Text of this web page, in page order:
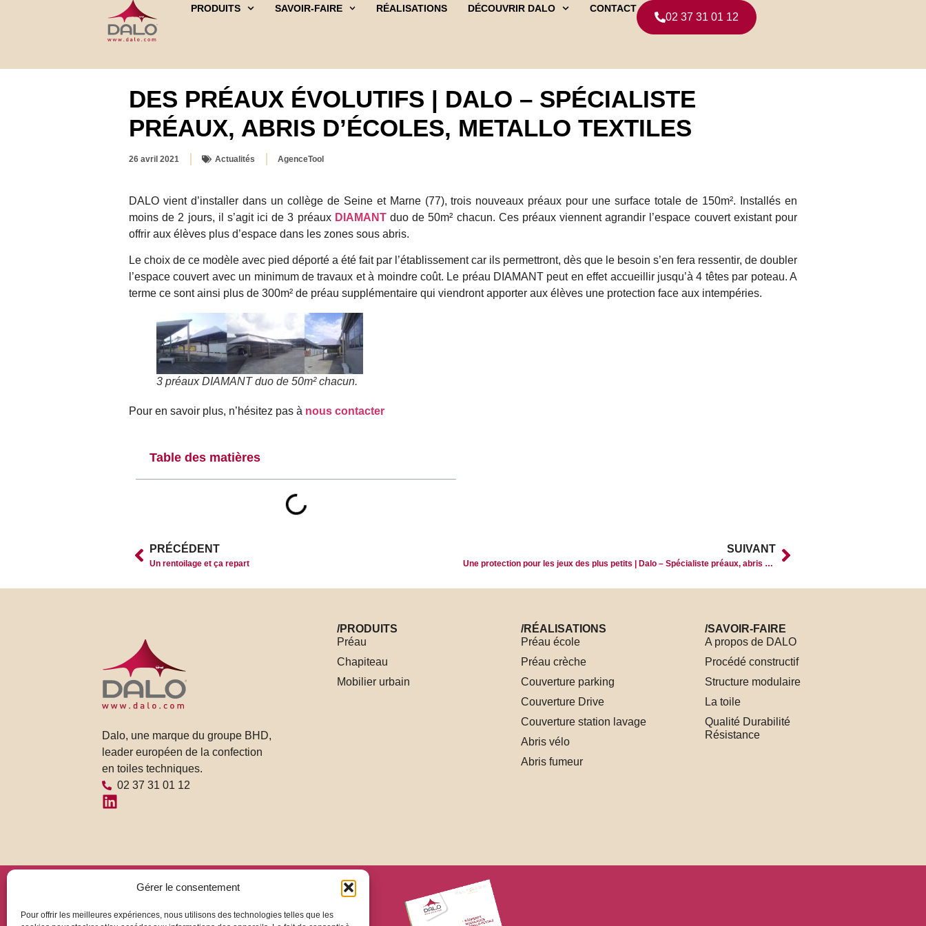
Gérer le consentement
Pour offrir les meilleures expériences, nous utilisons des technologies telles que les
PRODUITS SAVOIR-FAIRE RÉALISATIONS DÉCOUVRIR DALO CONTACT
02 37 31 01 12
DES PRÉAUX ÉVOLUTIFS | DALO – SPÉCIALISTE
PRÉAUX, ABRIS D’ÉCOLES, METALLO TEXTILES
26 avril 2021 Actualités AgenceTool
DALO vient d’installer dans un collège de Seine et Marne (77), trois nouveaux préaux pour une surface totale de 150m². Installés en
moins de 2 jours, il s’agit ici de 3 préaux DIAMANTduo de 50m² chacun. Ces préaux viennent agrandir l’espace couvert existant pour
offrir aux élèves plus d’espace dans les zones sous abris.
Le choix de ce modèle avec pied déporté a été fait par l’établissement car ils permettront, dès que le besoin s’en fera ressentir, de doubler
l’espace couvert avec un minimum de travaux et à moindre coût. Le préau DIAMANT peut en effet accueillir jusqu’à 4 têtes par poteau. A
terme ce sont ainsi plus de 300m² de préau supplémentaire qui viendront apporter aux élèves une protection face aux intempéries.
3 préaux DIAMANT duo de 50m² chacun.
Pour en savoir plus, n’hésitez pas à nous contacter
Table des matières
PRÉCÉDENT
Un rentoilage et ça repart
SUIVANT
Une protection pour les jeux des plus petits | Dalo – Spécialiste préaux, abris d’écoles, metallo textiles
Dalo, une marque du groupe BHD,
leader européen de la confection
en toiles techniques.
02 37 31 01 12
/PRODUITS
Préau
Chapiteau
Mobilier urbain
/RÉALISATIONS
Préau école
Préau crèche
Couverture parking
Couverture Drive
Couverture station lavage
Abris vélo
Abris fumeur
/SAVOIR-FAIRE
A propos de DALO
Procédé constructif
Structure modulaire
La toile
Qualité Durabilité
Résistance